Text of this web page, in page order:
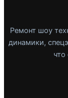
Ремонт шоу
динамики,